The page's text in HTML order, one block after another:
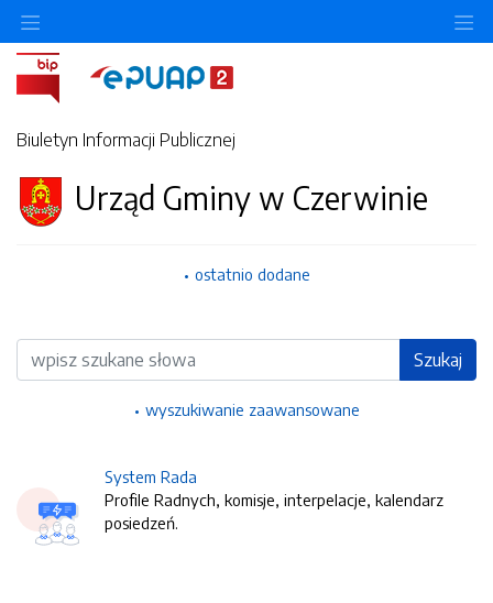
Biuletyn Informacji Publicznej
Urząd Gminy w Czerwinie
ostatnio dodane
Wyszukiwarka Szukaj
wyszukiwanie zaawansowane
System Rada
Profile Radnych, komisje, interpelacje, kalendarz
posiedzeń.